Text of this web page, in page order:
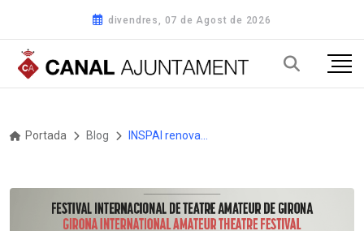
divendres, 07 de Agost de 2026
Portada Blog